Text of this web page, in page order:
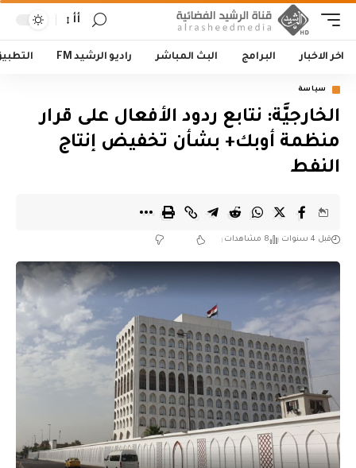
أأ
اخر الاخبار البرامج البث المباشر راديو الرشيد FM
سياسة
الخارجيَّة: نتابع ردود الأفعال على قرار
منظمة أوبك+ بشأن تخفيض إنتاج
النفط
قبل 4 سنوات 8 مشاهدات